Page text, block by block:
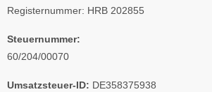
Registernummer: HRB 202855
Steuernummer:
60/204/00070
Umsatzsteuer-ID: DE358375938